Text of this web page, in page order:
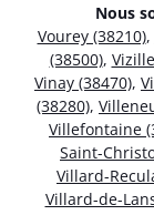
Nous
Vourey (38210),
(38500),
Vinay (38470),
(38280),
Villefontaine
Saint-
Villard-
Villard-de-